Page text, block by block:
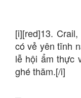
[i][red]13.
có vẻ yên tĩnh
lễ hội ẩm thực
ghé thăm.[/i]